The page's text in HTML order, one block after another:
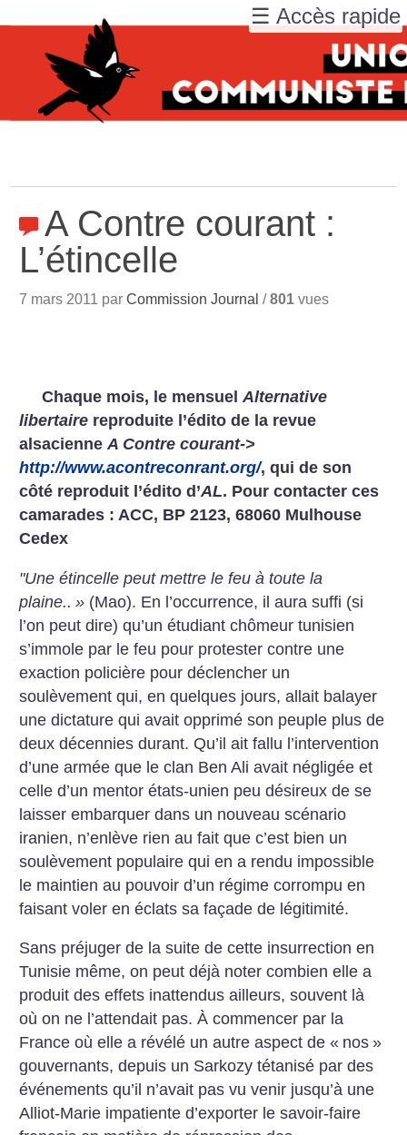
A Contre courant :
L’étincelle
7 mars 2011 parCommission Journal /801 vues
Chaque mois, le mensuelAlternative
libertaire reproduite l’édito de la revue
alsacienneA Contre courant->
http://www.acontreconrant.org/, qui de son
côté reproduit l’édito d’AL. Pour contacter ces
camarades : ACC, BP 2123, 68060 Mulhouse
Cedex
"Une étincelle peut mettre le feu à toute la
plaine.. » (Mao). En l’occurrence, il aura suffi (si
l’on peut dire) qu’un étudiant chômeur tunisien
s’immole par le feu pour protester contre une
exaction policière pour déclencher un
soulèvement qui, en quelques jours, allait balayer
une dictature qui avait opprimé son peuple plus de
deux décennies durant. Qu’il ait fallu l’intervention
d’une armée que le clan Ben Ali avait négligée et
celle d’un mentor états-unien peu désireux de se
laisser embarquer dans un nouveau scénario
iranien, n’enlève rien au fait que c’est bien un
soulèvement populaire qui en a rendu impossible
le maintien au pouvoir d’un régime corrompu en
faisant voler en éclats sa façade de légitimité.
Sans préjuger de la suite de cette insurrection en
Tunisie même, on peut déjà noter combien elle a
produit des effets inattendus ailleurs, souvent là
où on ne l’attendait pas. À commencer par la
France où elle a révélé un autre aspect de « nos »
gouvernants, depuis un Sarkozy tétanisé par des
événements qu’il n’avait pas vu venir jusqu’à une
Alliot-Marie impatiente d’exporter le savoir-faire
☰ Accès rapide